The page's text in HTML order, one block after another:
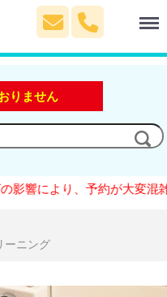
りません
、予約が大変混雑しており
ーニング